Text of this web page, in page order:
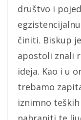
društvo i
činiti. Biskup
apostoli znali
ideja. Kao i u
trebamo
iznimno